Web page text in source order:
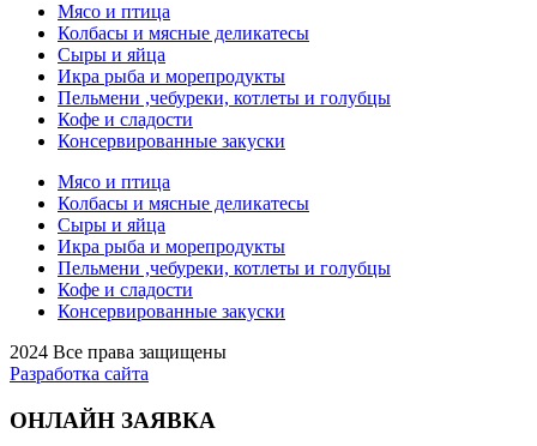
Мясо и птица
Колбасы и мясные деликатесы
Сыры и яйца
Икра рыба и морепродукты
Пельмени ,чебуреки, котлеты и голубцы
Кофе и сладости
Консервированные закуски
Мясо и птица
Колбасы и мясные деликатесы
Сыры и яйца
Икра рыба и морепродукты
Пельмени ,чебуреки, котлеты и голубцы
Кофе и сладости
Консервированные закуски
2024 Все права защищены
Разработка сайта
ОНЛАЙН ЗАЯВКА